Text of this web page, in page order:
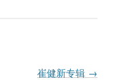
崔健新专辑 →